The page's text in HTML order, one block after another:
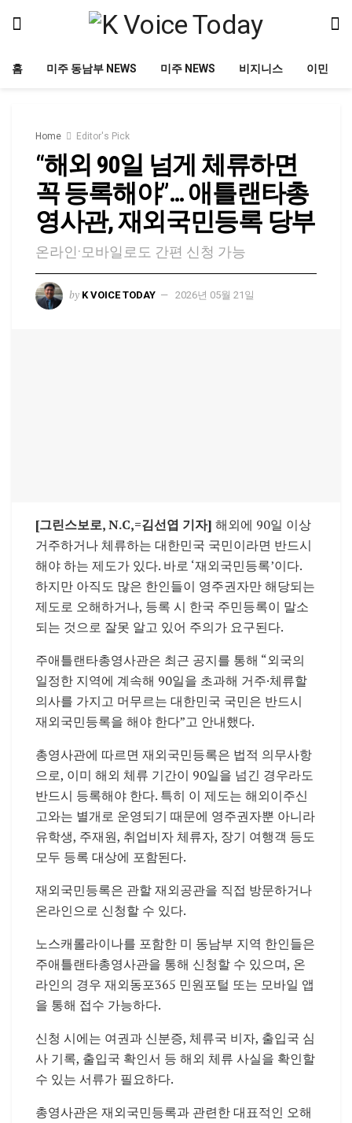
홈 미주 동남부 NEWS 미주 NEWS 비지니스 이민
Home Editor's Pick
“해외 90일 넘게 체류하면
꼭 등록해야”… 애틀랜타총
영사관, 재외국민등록 당부
온라인·모바일로도 간편 신청 가능
by K VOICE TODAY 2026년 05월 21일
[그린스보로, N.C,=김선엽 기자] 해외에 90일 이상
거주하거나 체류하는 대한민국 국민이라면 반드시
해야 하는 제도가 있다. 바로 ‘재외국민등록’이다.
하지만 아직도 많은 한인들이 영주권자만 해당되는
제도로 오해하거나, 등록 시 한국 주민등록이 말소
되는 것으로 잘못 알고 있어 주의가 요구된다.
주애틀랜타총영사관은 최근 공지를 통해 “외국의
일정한 지역에 계속해 90일을 초과해 거주·체류할
의사를 가지고 머무르는 대한민국 국민은 반드시
재외국민등록을 해야 한다”고 안내했다.
총영사관에 따르면 재외국민등록은 법적 의무사항
으로, 이미 해외 체류 기간이 90일을 넘긴 경우라도
반드시 등록해야 한다. 특히 이 제도는 해외이주신
고와는 별개로 운영되기 때문에 영주권자뿐 아니라
유학생, 주재원, 취업비자 체류자, 장기 여행객 등도
모두 등록 대상에 포함된다.
재외국민등록은 관할 재외공관을 직접 방문하거나
온라인으로 신청할 수 있다.
노스캐롤라이나를 포함한 미 동남부 지역 한인들은
주애틀랜타총영사관을 통해 신청할 수 있으며, 온
라인의 경우 재외동포365 민원포털 또는 모바일 앱
을 통해 접수 가능하다.
신청 시에는 여권과 신분증, 체류국 비자, 출입국 심
사 기록, 출입국 확인서 등 해외 체류 사실을 확인할
수 있는 서류가 필요하다.
총영사관은 재외국민등록과 관련한 대표적인 오해